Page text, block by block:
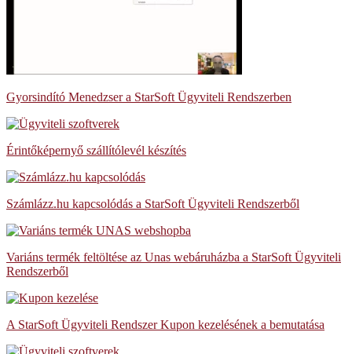
Gyorsindító Menedzser a StarSoft Ügyviteli Rendszerben
Érintőképernyő szállítólevél készítés
Számlázz.hu kapcsolódás a StarSoft Ügyviteli Rendszerből
Variáns termék feltöltése az Unas webáruházba a StarSoft Ügyviteli
Rendszerből
A StarSoft Ügyviteli Rendszer Kupon kezelésének a bemutatása